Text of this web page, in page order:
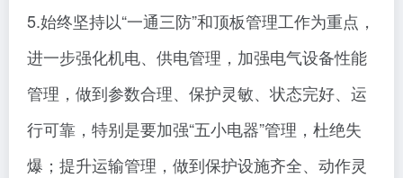
5.始终坚持以“一通三防”和顶板管理工作为重点，
进一步强化机电、供电管理，加强电气设备性能
管理，做到参数合理、保护灵敏、状态完好、运
行可靠，特别是要加强“五小电器”管理，杜绝失
爆；提升运输管理，做到保护设施齐全、动作灵